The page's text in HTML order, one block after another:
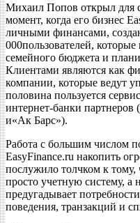
Михаил Попов открыл для
момент, когда его бизнес
личными финансами,
000пользователей,
семейного бюджета и
Клиентами являются как
компании, которые ведут
половина пользуется
интернет-банки партнеров
и«Ак Барс»).
Работа с большим числом
EasyFinance.ru накопить
послужило толчком к
просто учетную систему,
предугадывает
поведения, транзакций и